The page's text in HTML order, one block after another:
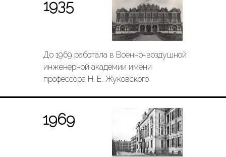
1935
До 1969 работала в Военно-воздушной
инженерной академии имени
профессора Н. Е. Жуковского
1969